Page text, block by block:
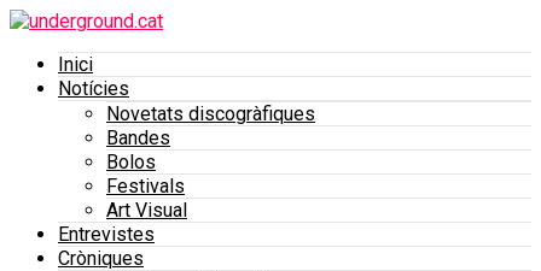
Inici
Notícies
Novetats discogràfiques
Bandes
Bolos
Festivals
Art Visual
Entrevistes
Cròniques